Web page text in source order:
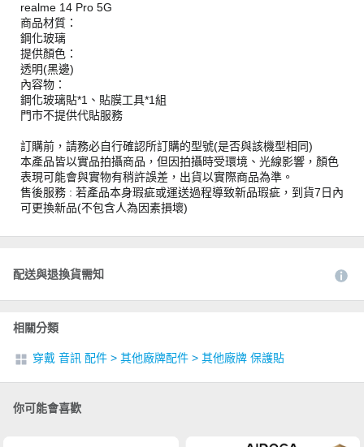
realme 14 Pro 5G
商品材質：
鋼化玻璃
提供顏色：
透明(黑邊)
內容物：
鋼化玻璃貼*1、貼膜工具*1組
門市不提供代貼服務
訂購前，請務必自行確認所訂購的型號(是否與該機型相同)
本產品皆以實品拍攝商品，但因拍攝時受環境、光線影響，顏色
表現可能會與實物有稍許誤差，出貨以實際商品為準。
售後服務 : 若產品本身瑕疵或運送過程導致新品瑕疵，到貨7日內
可更換新品(不包含人為因素損壞)
配送與退換貨需知
相關分類
穿戴 音訊 配件 > 其他廠牌配件 > 其他廠牌 保護貼
你可能會喜歡